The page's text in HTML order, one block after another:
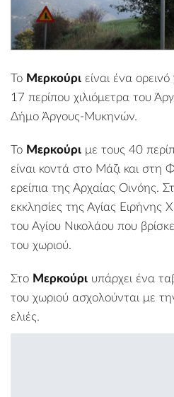
Το Μερκούρι είναι ένα
17 περίπου χιλιόμετρα του
Δήμο Άργους-Μυκηνών.
To Μερκούρι με τους 40
είναι κοντά στο Μάζι και στη
ερείπια της Αρχαίας Οινόης.
εκκλησίες της Αγίας Ειρήνης
του Αγίου Νικολάου που
του χωριού.
Στο Μερκούρι υπάρχει ένα
του χωριού ασχολούνται με
ελιές.